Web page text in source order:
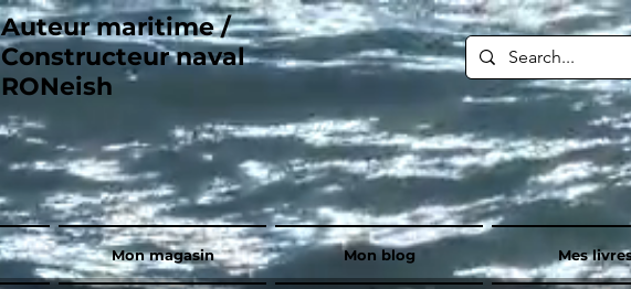
Auteur maritime /
Constructeur naval
RONeish
Mon magasin Mon blog Mes